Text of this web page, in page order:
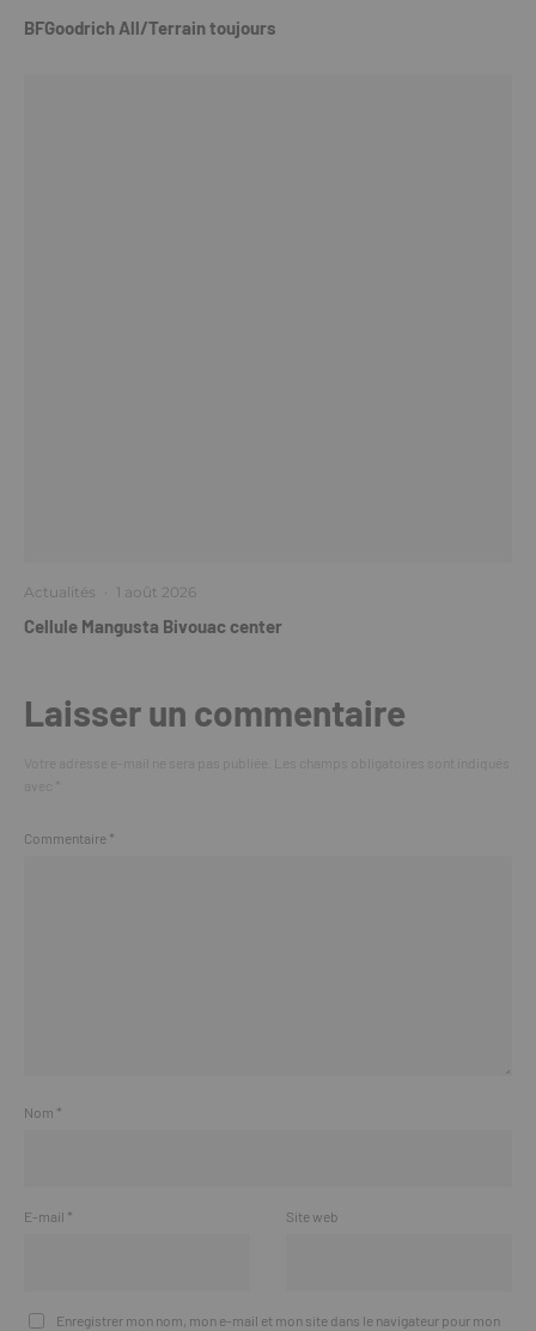
BFGoodrich All/Terrain toujours
Actualités · 1 août 2026
Cellule Mangusta Bivouac center
Laisser un commentaire
Commentaire *
Nom *
E-mail * Site web
Enregistrer mon nom, mon e-mail et mon site dans le navigateur pour mon